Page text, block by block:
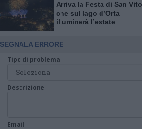
Arriva la Festa di San Vito
che sul lago d’Orta
illuminerà l’estate
SEGNALA ERRORE
Tipo di problema
Descrizione
Email